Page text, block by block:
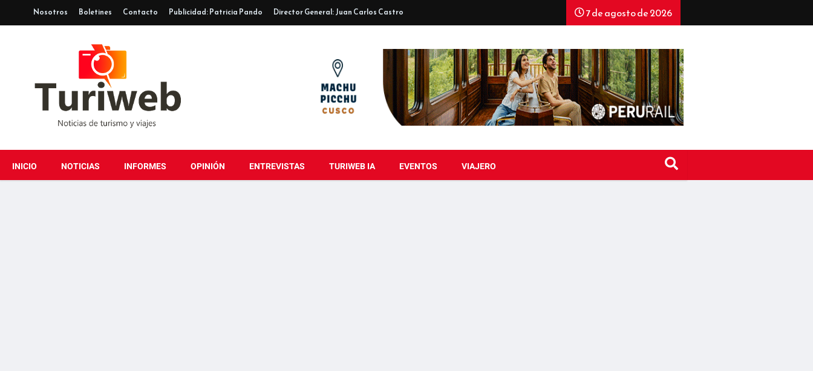
Nosotros Boletines Contacto Publicidad: Patricia Pando Director General: Juan Carlos Castro 7 de agosto de 2026
INICIO NOTICIAS INFORMES OPINIÓN ENTREVISTAS TURIWEB IA EVENTOS VIAJERO